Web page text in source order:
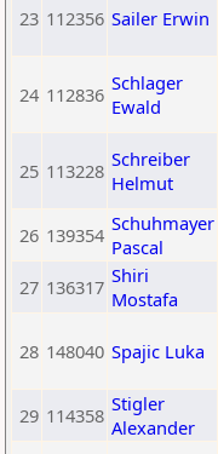
23 112356 Sailer Erwin
24 112836 Schlager
Ewald
25 113228 Schreiber
Helmut
26 139354 Schuhmayer
Pascal
27 136317 Shiri
Mostafa
28 148040 Spajic Luka
29 114358 Stigler
Alexander